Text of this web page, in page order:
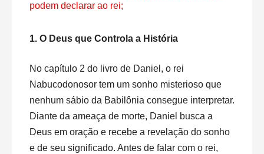
podem declarar ao rei;
1. O Deus que Controla a História
No capítulo 2 do livro de Daniel, o rei
Nabucodonosor tem um sonho misterioso que
nenhum sábio da Babilônia consegue interpretar.
Diante da ameaça de morte, Daniel busca a
Deus em oração e recebe a revelação do sonho
e de seu significado. Antes de falar com o rei,